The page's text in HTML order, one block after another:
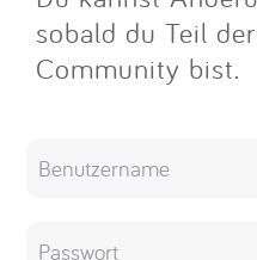
sobald du Teil
Community bist.